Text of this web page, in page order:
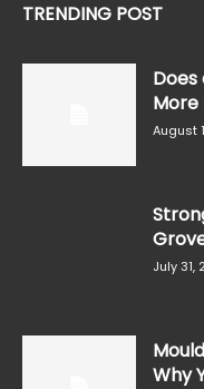
TRENDING POST
More
August
July 31,
Why